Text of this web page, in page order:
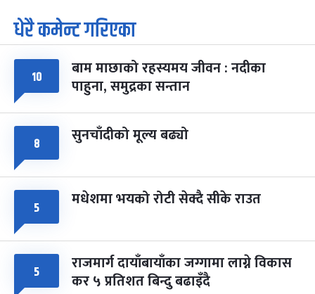
७
आइत
पूर्णिमा व्रत
चैत्र ७, २०८३-Mar 21, 2027
८ फागुपूर्णिमा
चैत्र ८, २०८३-Mar 22, 2027
७ महिना बाँकी
धेरै कमेन्ट गरिएका
१० बाम माछाको रहस्यमय जीवन : नदीका
पाहुना, समुद्रका सन्तान
८ सुनचाँदीको मूल्य बढ्यो
५ मधेशमा भयको रोटी सेक्दै सीके राउत
५ राजमार्ग दायाँबायाँका जग्गामा लाग्ने विकास
कर ५ प्रतिशत बिन्दु बढाइँदै